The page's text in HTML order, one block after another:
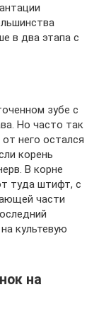
в два этапа с
зубе с
Но часто так
него остался
корень
В корне
туда штифт, с
части
культевую
на